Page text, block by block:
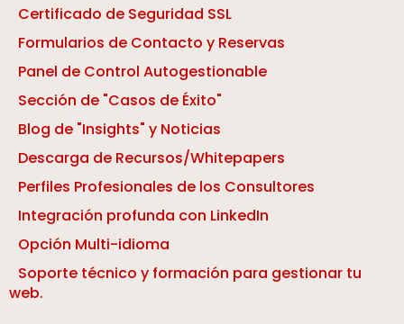
Certificado de Seguridad SSL
Formularios de Contacto y Reservas
Panel de Control Autogestionable
Sección de "Casos de Éxito"
Blog de "Insights" y Noticias
Descarga de Recursos/Whitepapers
Perfiles Profesionales de los Consultores
Integración profunda con LinkedIn
Opción Multi-idioma
Soporte técnico y formación para gestionar tu
web.